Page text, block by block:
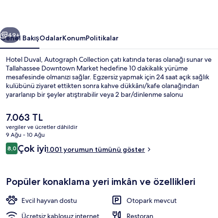
Sonraki
49+
Genel BakışOdalarKonumPolitikalar
Hotel Duval, Autograph Collection çatı katında teras olanağı sunar ve
Tallahassee Downtown Market hedefine 10 dakikalık yürüme
mesafesinde olmanızı sağlar. Egzersiz yapmak için 24 saat açık sağlık
kulübünü ziyaret ettikten sonra kahve dükkânı/kafe olanağından
yararlanıp bir şeyler atıştırabilir veya 2 bar/dinlenme salonu
Eyalet Üniversitesi ve Florida State Capitol Building 15 dakikalık
yürüme mesafesinde. Misafirler yardıma hazır personel ve
konaklama yerinin genel durumu hakkında iyi yorumlarda bulunuyor.
Şu
anki
fiyat
7.063 TL
7.063 TL
vergiler ve ücretler dâhildir
9 Ağu - 10 Ağu
Yorumlar
8,08,0/10
Çok iyi1.001 yorumun tümünü göster
Popüler konaklama yeri imkân ve özellikleri
Evcil hayvan dostu
Otopark mevcut
Ücretsiz kablosuz internet
Restoran